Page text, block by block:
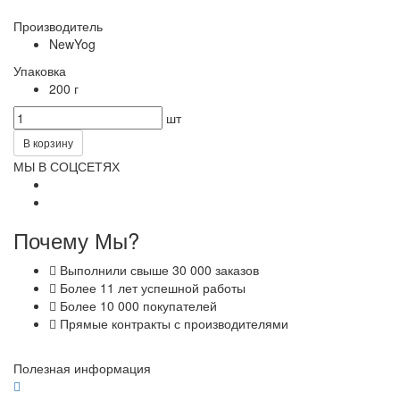
Производитель
NewYog
Упаковка
200 г
шт
В корзину
МЫ В СОЦСЕТЯХ
Почему Мы?
Выполнили свыше 30 000 заказов
Более 11 лет успешной работы
Более 10 000 покупателей
Прямые контракты с производителями
Полезная информация